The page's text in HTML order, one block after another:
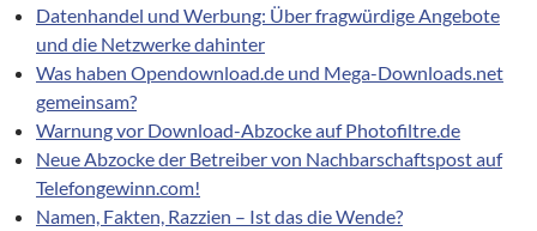
Datenhandel und Werbung: Über fragwürdige Angebote
und die Netzwerke dahinter
Was haben Opendownload.de und Mega-Downloads.net
gemeinsam?
Warnung vor Download-Abzocke auf Photofiltre.de
Neue Abzocke der Betreiber von Nachbarschaftspost auf
Telefongewinn.com!
Namen, Fakten, Razzien – Ist das die Wende?